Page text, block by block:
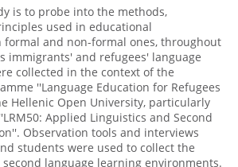
is to probe into the methods,
used in educational
formal and non-formal ones, throughout
immigrants' and refugees' language
collected in the context of the
''Language Education for Refugees
Hellenic Open University, particularly
Applied Linguistics and Second
Observation tools and interviews
students were used to collect the
language learning environments.